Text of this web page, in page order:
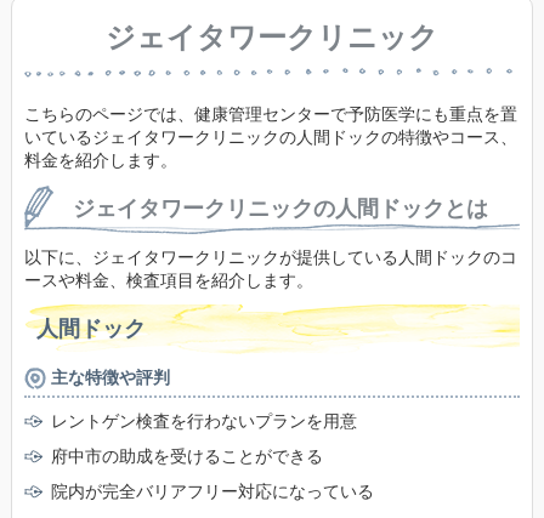
ジェイタワークリニック
こちらのページでは、健康管理センターで予防医学にも重点を置
いているジェイタワークリニックの人間ドックの特徴やコース、
料金を紹介します。
ジェイタワークリニックの人間ドックとは
以下に、ジェイタワークリニックが提供している人間ドックのコ
ースや料金、検査項目を紹介します。
人間ドック
主な特徴や評判
レントゲン検査を行わないプランを用意
府中市の助成を受けることができる
院内が完全バリアフリー対応になっている